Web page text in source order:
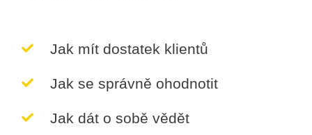
Jak mít dostatek klientů
Jak se správně ohodnotit
Jak dát o sobě vědět